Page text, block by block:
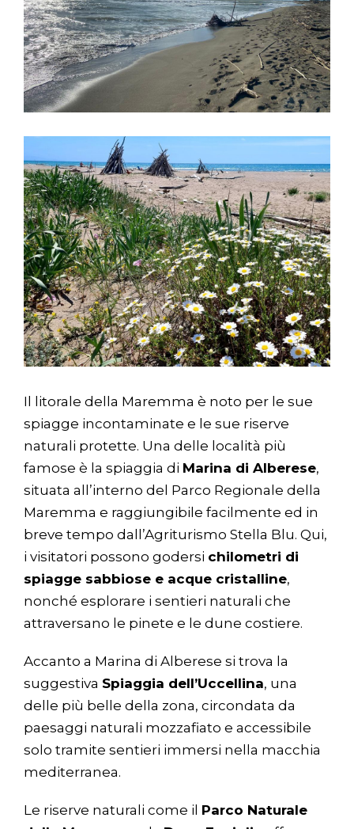
Il litorale della Maremma è noto per le sue
spiagge incontaminate e le sue riserve
naturali protette. Una delle località più
famose è la spiaggia di Marina di Alberese,
situata all’interno del Parco Regionale della
Maremma e raggiungibile facilmente ed in
breve tempo dall’Agriturismo Stella Blu. Qui,
i visitatori possono godersi chilometri di
spiagge sabbiose e acque cristalline,
nonché esplorare i sentieri naturali che
attraversano le pinete e le dune costiere.
Accanto a Marina di Alberese si trova la
suggestiva Spiaggia dell’Uccellina, una
delle più belle della zona, circondata da
paesaggi naturali mozzafiato e accessibile
solo tramite sentieri immersi nella macchia
mediterranea.
Le riserve naturali come il Parco Naturale